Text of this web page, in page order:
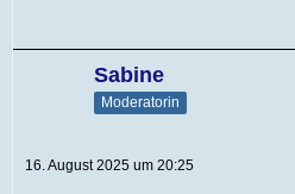
Sabine
Moderatorin
16. August 2025 um 20:25